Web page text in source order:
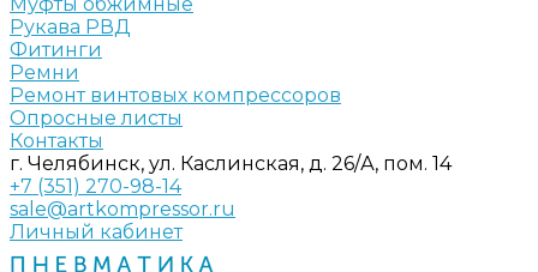
Рукава РВД
Фитинги
Ремни
Ремонт винтовых компрессоров
Опросные листы
Контакты
г. Челябинск, ул. Каслинская, д. 26/А, пом. 14
+7 (351) 270-98-14
sale@artkompressor.ru
Личный кабинет